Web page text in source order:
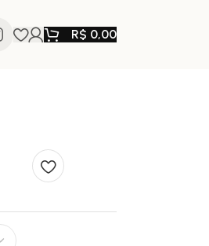
R$ 0,00